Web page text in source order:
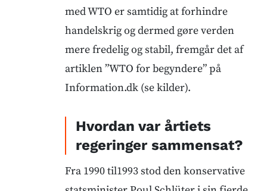
med WTO er samtidig at forhindre
handelskrig og dermed gøre verden
mere fredelig og stabil, fremgår det af
artiklen ”WTO for begyndere” på
Information.dk (se kilder).
Hvordan var årtiets
regeringer sammensat?
Fra 1990 til1993 stod den konservative